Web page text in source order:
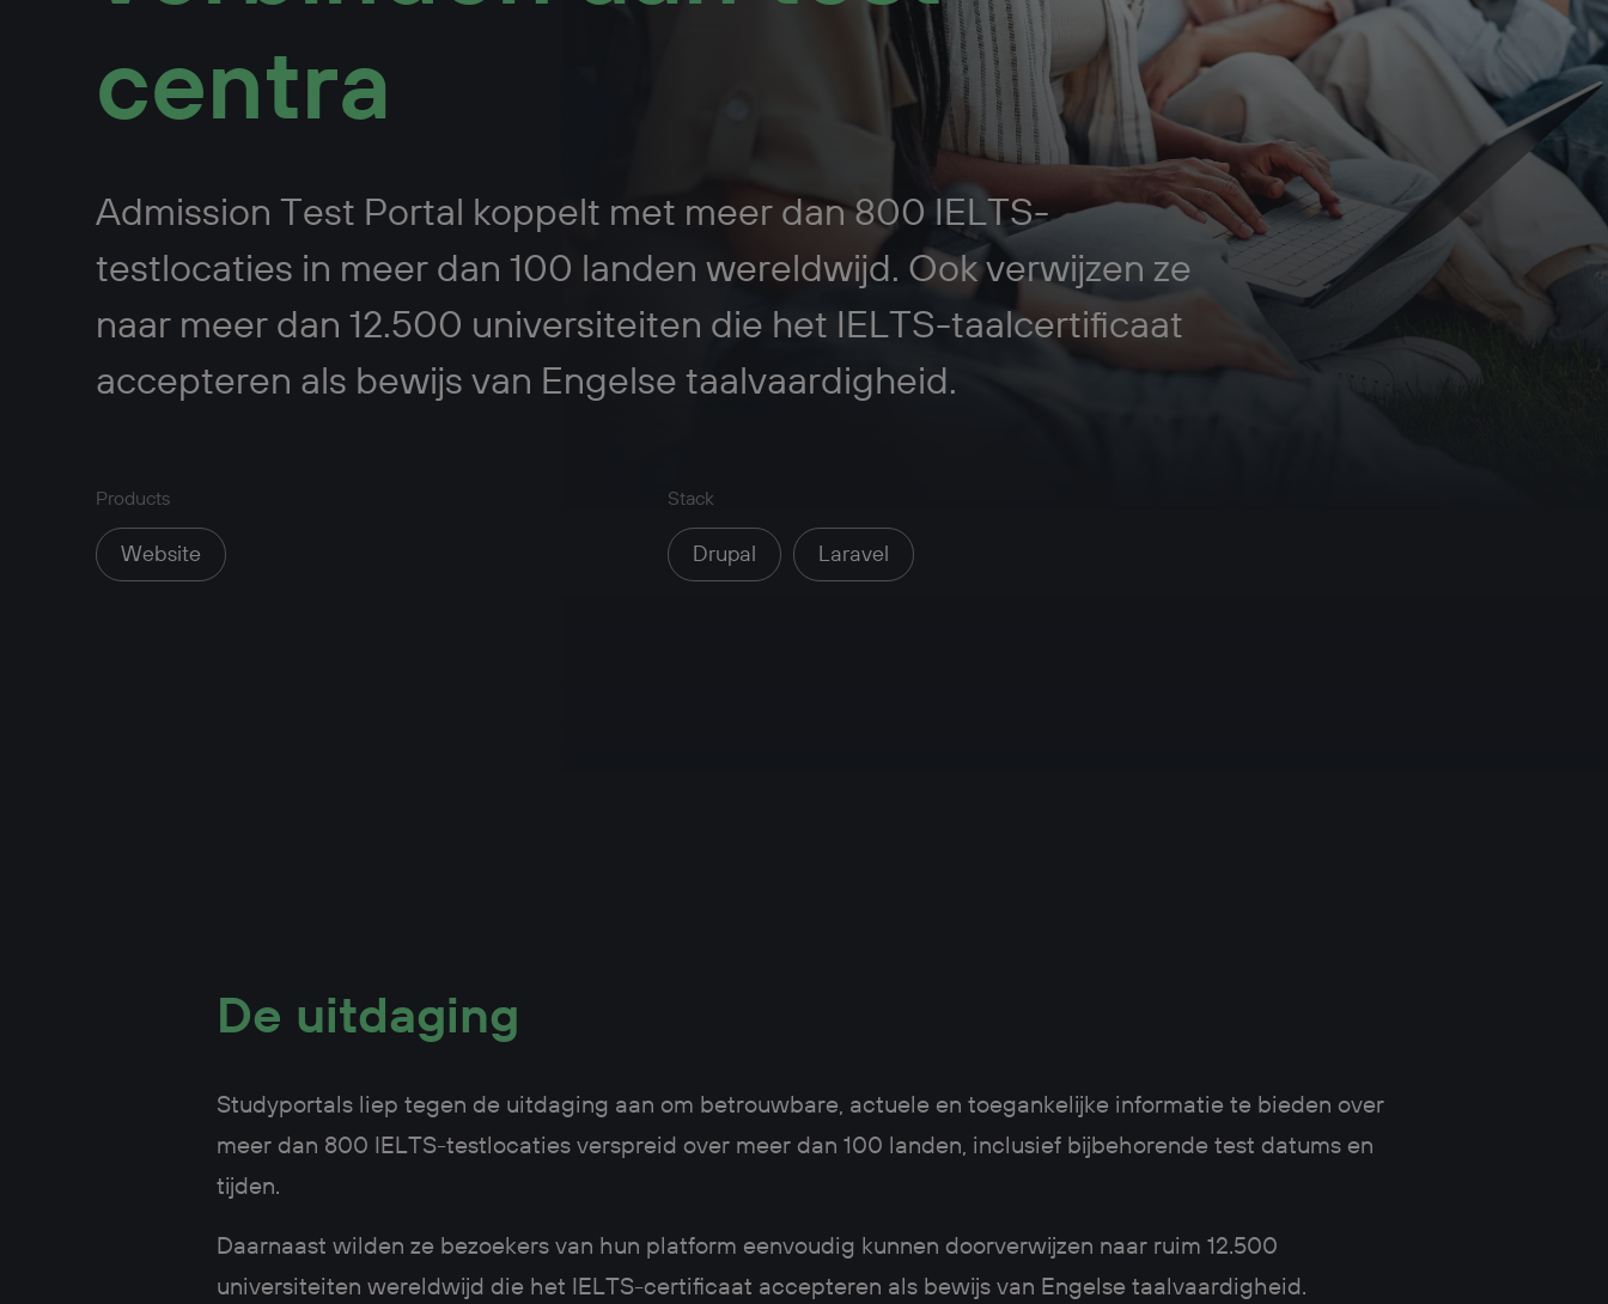
centra
Admission Test Portal koppelt met meer dan 800 IELTS-
testlocaties in meer dan 100 landen wereldwijd. Ook verwijzen ze
naar meer dan 12.500 universiteiten die het IELTS-taalcertificaat
accepteren als bewijs van Engelse taalvaardigheid.
Products
Website
Stack
Drupal Laravel
De uitdaging
Studyportals liep tegen de uitdaging aan om betrouwbare, actuele en toegankelijke informatie te bieden over
meer dan 800 IELTS-testlocaties verspreid over meer dan 100 landen, inclusief bijbehorende test datums en
tijden.
Daarnaast wilden ze bezoekers van hun platform eenvoudig kunnen doorverwijzen naar ruim 12.500
universiteiten wereldwijd die het IELTS-certificaat accepteren als bewijs van Engelse taalvaardigheid.